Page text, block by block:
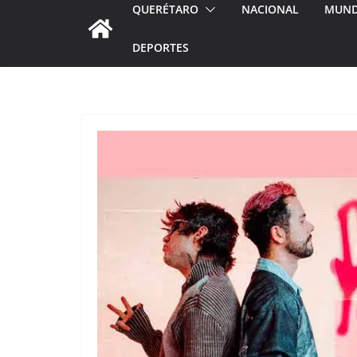
QUERÉTARO NACIONAL
DEPORTES